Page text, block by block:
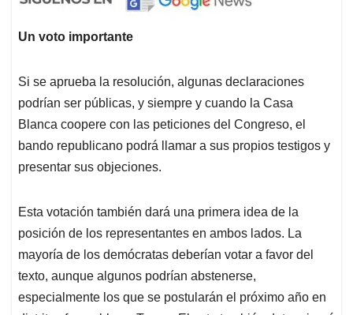
Un voto importante
Si se aprueba la resolución, algunas declaraciones
podrían ser públicas, y siempre y cuando la Casa
Blanca coopere con las peticiones del Congreso, el
bando republicano podrá llamar a sus propios testigos y
presentar sus objeciones.
Esta votación también dará una primera idea de la
posición de los representantes en ambos lados. La
mayoría de los demócratas deberían votar a favor del
texto, aunque algunos podrían abstenerse,
especialmente los que se postularán el próximo año en